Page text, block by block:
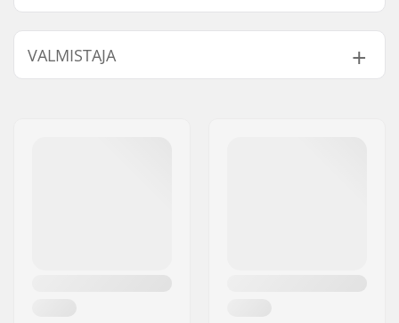
Renkaan halkaisija:
58mm
Renkaan kovuus:
Kiskotyyppi:
Anti-rocker setup
VALMISTAJA